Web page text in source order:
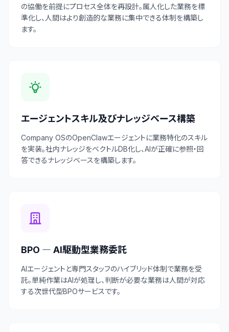
の協働を前提にプロセス全体を再設計。属人化した業務を標
準化し、人間はより創造的な業務に集中できる体制を構築し
ます。
エージェントスキル及びナレッジベース構築
Company OSのOpenClawエージェントに業務特化のスキル
を実装。社内ナレッジをベクトルDB化し、AIが正確に参照・回
答できるナレッジベースを構築します。
BPO ― AI駆動型業務委託
AIエージェントと専門スタッフのハイブリッド体制で業務を受
託。単純作業はAIが処理し、判断が必要な業務は人間が対応
する次世代型BPOサービスです。